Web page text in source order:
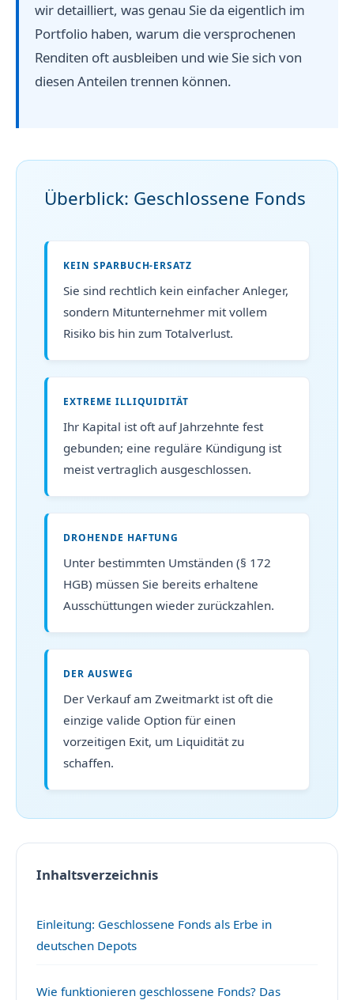
wir detailliert, was genau Sie da eigentlich im
Portfolio haben, warum die versprochenen
Renditen oft ausbleiben und wie Sie sich von
diesen Anteilen trennen können.
Überblick: Geschlossene Fonds
KEIN SPARBUCH-ERSATZ
Sie sind rechtlich kein einfacher Anleger,
sondern Mitunternehmer mit vollem
Risiko bis hin zum Totalverlust.
EXTREME ILLIQUIDITÄT
Ihr Kapital ist oft auf Jahrzehnte fest
gebunden; eine reguläre Kündigung ist
meist vertraglich ausgeschlossen.
DROHENDE HAFTUNG
Unter bestimmten Umständen (§ 172
HGB) müssen Sie bereits erhaltene
Ausschüttungen wieder zurückzahlen.
DER AUSWEG
Der Verkauf am Zweitmarkt ist oft die
einzige valide Option für einen
vorzeitigen Exit, um Liquidität zu
schaffen.
Inhaltsverzeichnis
Einleitung: Geschlossene Fonds als Erbe in
deutschen Depots
Wie funktionieren geschlossene Fonds? Das